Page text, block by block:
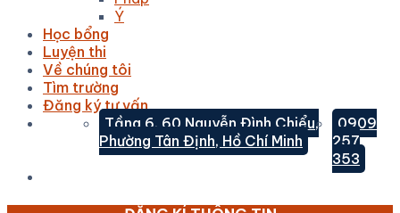
Ý
Học bổng
Luyện thi
Về chúng tôi
Tìm trường
Đăng ký tư vấn
Tầng 6, 60 Nguyễn Đình Chiểu,
Phường Tân Định, Hồ Chí Minh
0909
257
353